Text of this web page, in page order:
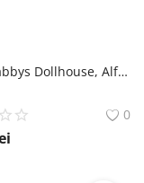
Carte Gabbys Dollhouse, Alfabetul Editura Litera
0